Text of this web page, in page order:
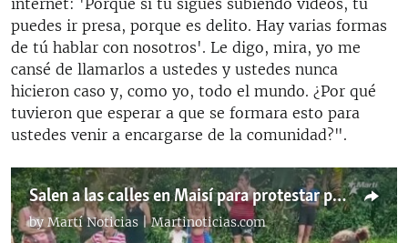
puedes ir presa, porque es delito. Hay varias formas
de tú hablar con nosotros'. Le digo, mira, yo me
cansé de llamarlos a ustedes y ustedes nunca
hicieron caso y, como yo, todo el mundo. ¿Por qué
tuvieron que esperar a que se formara esto para
ustedes venir a encargarse de la comunidad?".
Salen a las calles en Maisí para protestar por la falta de agua
byMartí Noticias | Martinoticias.com